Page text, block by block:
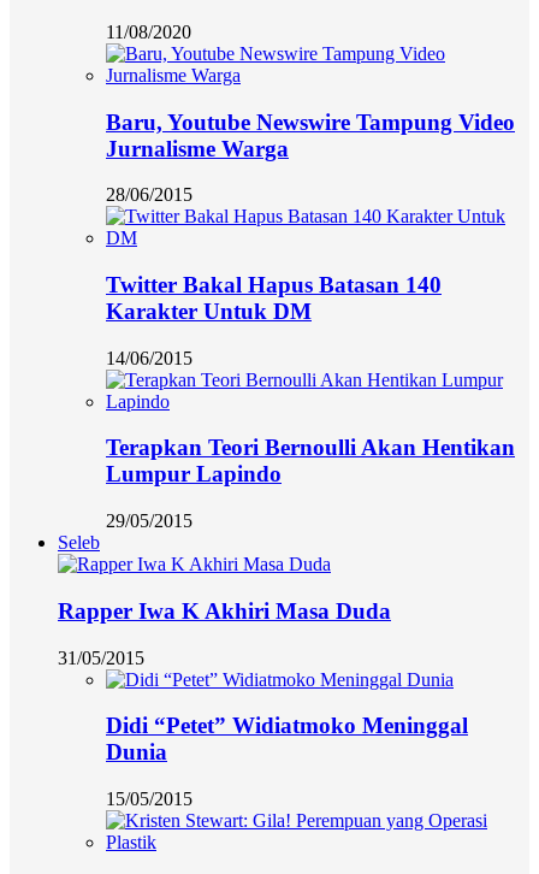
11/08/2020
Baru, Youtube Newswire Tampung Video
Jurnalisme Warga
28/06/2015
Twitter Bakal Hapus Batasan 140
Karakter Untuk DM
14/06/2015
Terapkan Teori Bernoulli Akan Hentikan
Lumpur Lapindo
29/05/2015
Seleb
Rapper Iwa K Akhiri Masa Duda
31/05/2015
Didi “Petet” Widiatmoko Meninggal
Dunia
15/05/2015